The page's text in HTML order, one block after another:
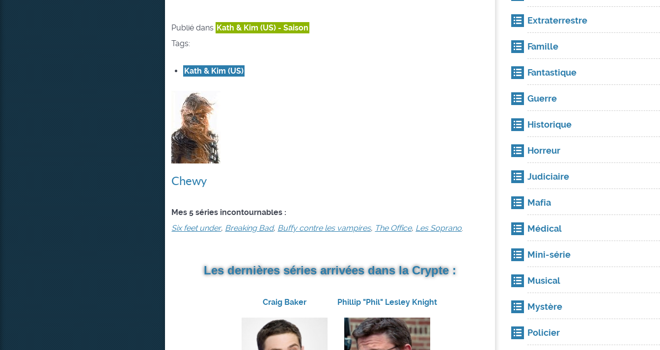
Publié dans Kath & Kim (US) - Saison
Tags:
Kath & Kim (US)
Chewy
Mes 5 séries incontournables :
Six feet under, Breaking Bad, Buffy contre les vampires, The Office, Les Soprano.
Les dernières séries arrivées dans la Crypte :
Craig Baker Phillip "Phil" Lesley Knight
Extraterrestre
Famille
Fantastique
Guerre
Historique
Horreur
Judiciaire
Mafia
Médical
Mini-série
Musical
Mystère
Policier